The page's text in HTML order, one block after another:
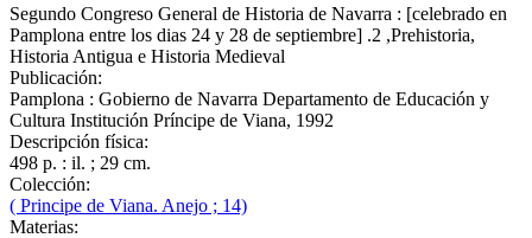
Segundo Congreso General de Historia de Navarra : [celebrado en
Pamplona entre los dias 24 y 28 de septiembre] .2 ,Prehistoria,
Historia Antigua e Historia Medieval
Publicación:
Pamplona : Gobierno de Navarra Departamento de Educación y
Cultura Institución Príncipe de Viana, 1992
Descripción física:
498 p. : il. ; 29 cm.
Colección:
( Principe de Viana. Anejo ; 14)
Materias: